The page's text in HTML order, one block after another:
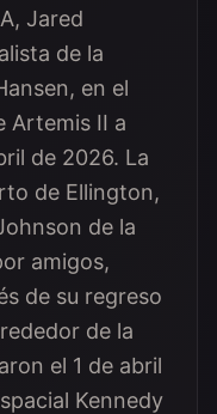
Jared
de la
en el
Artemis II a
de 2026. La
de Ellington,
de la
amigos,
de su regreso
de la
el 1 de abril
Kennedy